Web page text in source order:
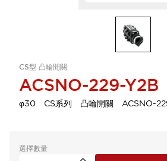
CS型 凸輪開關
ACSNO-229-Y2B
φ30 CS系列 凸輪開關 ACSNO-
選擇數量